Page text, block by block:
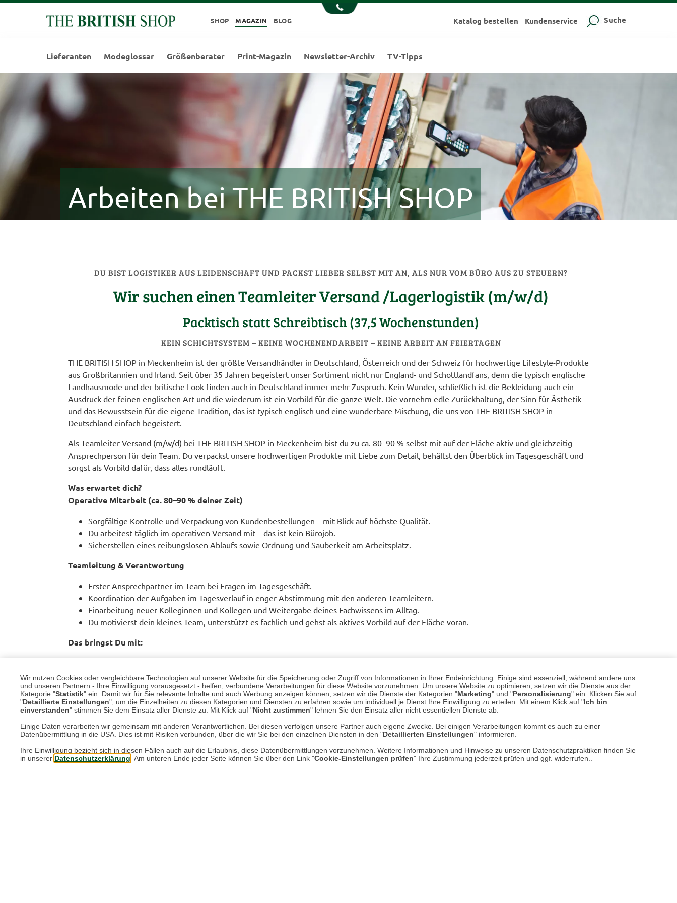
Wir nutzen Cookies oder vergleichbare Technologien auf unserer Website für die Speicherung oder Zugriff von Informationen in Ihrer Endeinrichtung. Einige sind essenziell, während andere uns
und unseren Partnern - Ihre Einwilligung vorausgesetzt - helfen, verbundene Verarbeitungen für diese Website vorzunehmen. Um unsere Website zu optimieren, setzen wir die Dienste aus der
Kategorie "Statistik" ein. Damit wir für Sie relevante Inhalte und auch Werbung anzeigen können, setzen wir die Dienste der Kategorien "Marketing" und "Personalisierung" ein. Klicken Sie auf
"Detaillierte Einstellungen", um die Einzelheiten zu diesen Kategorien und Diensten zu erfahren sowie um individuell je Dienst Ihre Einwilligung zu erteilen. Mit einem Klick auf "Ich bin
einverstanden" stimmen Sie dem Einsatz aller Dienste zu. Mit Klick auf "Nicht zustimmen" lehnen Sie den Einsatz aller nicht essentiellen Dienste ab.
Einige Daten verarbeiten wir gemeinsam mit anderen Verantwortlichen. Bei diesen verfolgen unsere Partner auch eigene Zwecke. Bei einigen Verarbeitungen kommt es auch zu einer
Datenübermittlung in die USA. Dies ist mit Risiken verbunden, über die wir Sie bei den einzelnen Diensten in den "Detaillierten Einstellungen" informieren.
Ihre Einwilligung bezieht sich in diesen Fällen auch auf die Erlaubnis, diese Datenübermittlungen vorzunehmen. Weitere Informationen und Hinweise zu unseren Datenschutzpraktiken finden Sie
in unserer Datenschutzerklärung . Am unteren Ende jeder Seite können Sie über den Link "Cookie-Einstellungen prüfen" Ihre Zustimmung jederzeit prüfen und ggf. widerrufen..
SHOP MAGAZIN BLOG Katalog bestellen Kundenservice Suche
Lieferanten Modeglossar Größenberater Print-Magazin Newsletter-Archiv TV-Tipps
Arbeiten bei THE BRITISH SHOP
DU BIST LOGISTIKER AUS LEIDENSCHAFT UND PACKST LIEBER SELBST MIT AN, ALS NUR VOM BÜRO AUS ZU STEUERN?
Wir suchen einen Teamleiter Versand /Lagerlogistik (m/w/d)
Packtisch statt Schreibtisch (37,5 Wochenstunden)
KEIN SCHICHTSYSTEM – KEINE WOCHENENDARBEIT – KEINE ARBEIT AN FEIERTAGEN
THE BRITISH SHOP in Meckenheim ist der größte Versandhändler in Deutschland, Österreich und der Schweiz für hochwertige Lifestyle-Produkte
aus Großbritannien und Irland. Seit über 35 Jahren begeistert unser Sortiment nicht nur England- und Schottlandfans, denn die typisch englische
Landhausmode und der britische Look finden auch in Deutschland immer mehr Zuspruch. Kein Wunder, schließlich ist die Bekleidung auch ein
Ausdruck der feinen englischen Art und die wiederum ist ein Vorbild für die ganze Welt. Die vornehm edle Zurückhaltung, der Sinn für Ästhetik
und das Bewusstsein für die eigene Tradition, das ist typisch englisch und eine wunderbare Mischung, die uns von THE BRITISH SHOP in
Deutschland einfach begeistert.
Als Teamleiter Versand (m/w/d) bei THE BRITISH SHOP in Meckenheim bist du zu ca. 80–90 % selbst mit auf der Fläche aktiv und gleichzeitig
Ansprechperson für dein Team. Du verpackst unsere hochwertigen Produkte mit Liebe zum Detail, behältst den Überblick im Tagesgeschäft und
sorgst als Vorbild dafür, dass alles rundläuft.
Was erwartet dich?
Operative Mitarbeit (ca. 80–90 % deiner Zeit)
Sorgfältige Kontrolle und Verpackung von Kundenbestellungen – mit Blick auf höchste Qualität.
Du arbeitest täglich im operativen Versand mit – das ist kein Bürojob.
Sicherstellen eines reibungslosen Ablaufs sowie Ordnung und Sauberkeit am Arbeitsplatz.
Teamleitung & Verantwortung
Erster Ansprechpartner im Team bei Fragen im Tagesgeschäft.
Koordination der Aufgaben im Tagesverlauf in enger Abstimmung mit den anderen Teamleitern.
Einarbeitung neuer Kolleginnen und Kollegen und Weitergabe deines Fachwissens im Alltag.
Du motivierst dein kleines Team, unterstützt es fachlich und gehst als aktives Vorbild auf der Fläche voran.
Das bringst Du mit:
Erfahrung in der Führung, Anleitung oder Unterstützung eines kleinen Teams (z.B. als Vorarbeiter, Schichtführer o.ä.).
Du bist ein echter Macher-Typ: Du packst lieber mit an, statt nur vom Büro aus zu koordinieren.
Strukturierte und organisierte Arbeitsweise, auch wenn es mal trubelig wird.
Ausgeprägtes Qualitätsbewusstsein und ein Auge für Details – besonders bei hochwertigen Produkten.
Du kommunizierst klar, freundlich und auf Augenhöhe und übernimmst gerne eine aktive Vorbildrolle auf der Fläche.
Ein zukunftssicherer Arbeitsplatz in einem familiengeführten Unternehmen